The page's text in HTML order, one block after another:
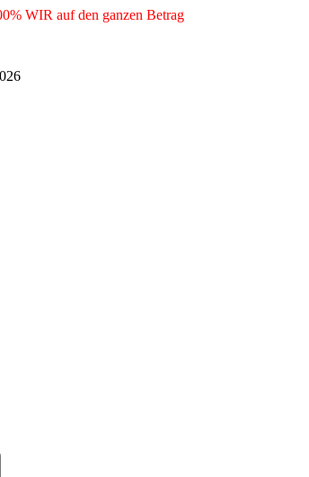
WIR auf den ganzen Betrag